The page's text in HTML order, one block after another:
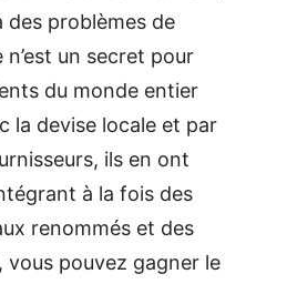
des problèmes de
un secret pour
du monde entier
la devise locale et par
ils en ont
à la fois des
renommés et des
pouvez gagner le